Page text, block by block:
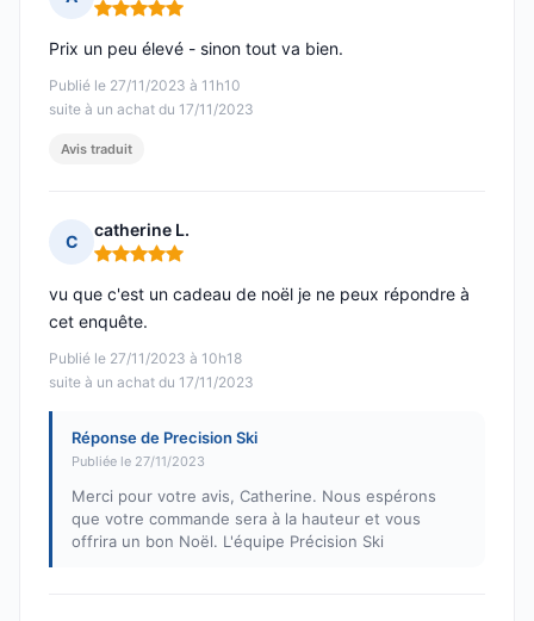
Note : 5 sur 5
Publié le 27/11/2023 à 11h10
suite à un achat du 17/11/2023
Prix un peu élevé - sinon tout va bien.
Avis traduit
C
catherine L.
Note : 5 sur 5
Publié le 27/11/2023 à 10h18
suite à un achat du 17/11/2023
vu que c'est un cadeau de noël je ne peux répondre à
cet enquête.
Réponse de Precision Ski
Publiée le 27/11/2023
Merci pour votre avis, Catherine. Nous espérons
que votre commande sera à la hauteur et vous
offrira un bon Noël. L'équipe Précision Ski